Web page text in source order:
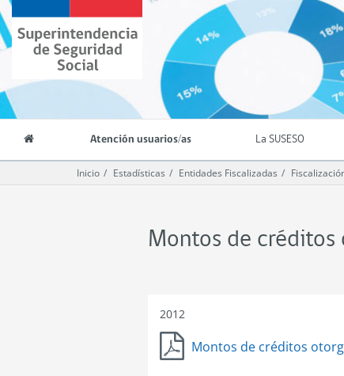
Contenido
principalSuperintendencia
de
Seguridad
(SUSESO)
Chile
Atención usuarios/as La SUSESO
Inicio Estadísticas Entidades Fiscalizadas
Montos de créditos
2012
Montos de créditos